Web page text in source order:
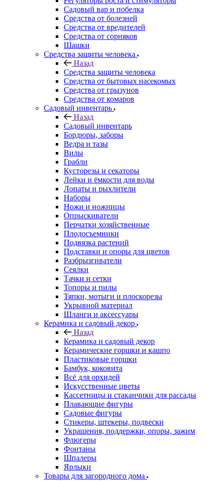
Садовый вар и побелка
Средства от болезней
Средства от вредителей
Средства от сорняков
Шашки
Средства защиты человека
Назад
Средства защиты человека
Средства от бытовых насекомых
Средства от грызунов
Средства от комаров
Садовый инвентарь
Назад
Садовый инвентарь
Бордюры, заборы
Ведра и тазы
Вилы
Грабли
Кусторезы и секаторы
Лейки и ёмкости для воды
Лопаты и рыхлители
Наборы
Ножи и ножницы
Опрыскиватели
Перчатки хозяйственные
Плодосъемники
Подвязка растений
Подставки и опоры для цветов
Разбрызгиватели
Сеялки
Тачки и сетки
Топоры и пилы
Тяпки, мотыги и плоскорезы
Укрывной материал
Шланги и аксессуары
Керамика и садовый декор
Назад
Керамика и садовый декор
Керамические горшки и кашпо
Пластиковые горшки
Бамбук, коковита
Всё для орхидей
Искусственные цветы
Кассетницы и стаканчики для рассады
Плавающие фигуры
Садовые фигуры
Стикеры, штекеры, подвески
Украшения, поддержки, опоры, зажим
Флюгеры
Фонтаны
Шпалеры
Ярлыки
Товары для загородного дома